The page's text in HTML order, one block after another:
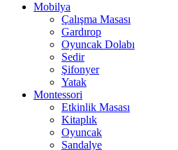
Mobilya
Çalışma Masası
Gardırop
⁠Oyuncak Dolabı
Sedir
Şifonyer
Yatak
Montessori
Etkinlik Masası
Kitaplık
Oyuncak
Sandalye